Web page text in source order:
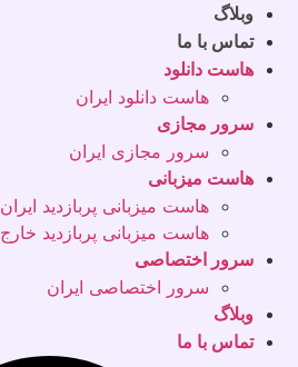
وبلاگ
تماس با ما
هاست دانلود
هاست دانلود ایران
سرور مجازی
سرور مجازی ایران
هاست میزبانی
هاست میزبانی پربازدید ایران
هاست میزبانی پربازدید خارج
سرور اختصاصی
سرور اختصاصی ایران
وبلاگ
تماس با ما